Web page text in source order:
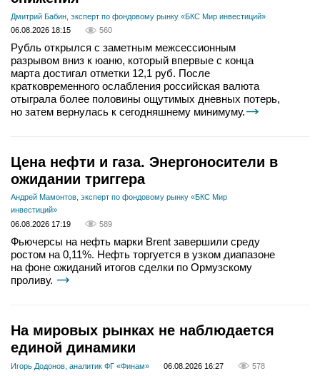
Дмитрий Бабин, эксперт по фондовому рынку «БКС Мир инвестиций»
06.08.2026 18:15
560
Рубль открылся с заметным межсессионным
разрывом вниз к юаню, который впервые с конца
марта достигал отметки 12,1 руб. После
кратковременного ослабления российская валюта
отыграла более половины ощутимых дневных потерь,
но затем вернулась к сегодняшнему минимуму.
Цена нефти и газа. Энергоносители в
ожидании триггера
Андрей Мамонтов, эксперт по фондовому рынку «БКС Мир
инвестиций»
06.08.2026 17:19
589
Фьючерсы на нефть марки Brent завершили среду
ростом на 0,11%. Нефть торгуется в узком диапазоне
на фоне ожиданий итогов сделки по Ормузскому
проливу.
На мировых рынках не наблюдается
единой динамики
Игорь Додонов, аналитик ФГ «Финам» 06.08.2026 16:27 578